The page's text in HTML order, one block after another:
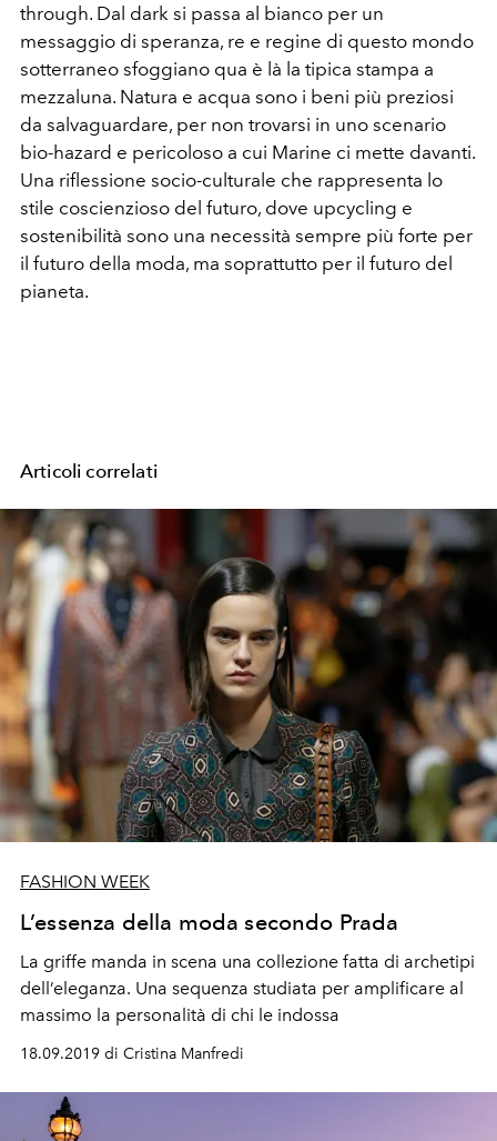
through. Dal dark si passa al bianco per un
messaggio di speranza, re e regine di questo mondo
sotterraneo sfoggiano qua è là la tipica stampa a
mezzaluna. Natura e acqua sono i beni più preziosi
da salvaguardare, per non trovarsi in uno scenario
bio-hazard e pericoloso a cui Marine ci mette davanti.
Una riflessione socio-culturale che rappresenta lo
stile coscienzioso del futuro, dove upcycling e
sostenibilità sono una necessità sempre più forte per
il futuro della moda, ma soprattutto per il futuro del
pianeta.
Articoli correlati
FASHION WEEK
L’essenza della moda secondo Prada
La griffe manda in scena una collezione fatta di archetipi
dell’eleganza. Una sequenza studiata per amplificare al
massimo la personalità di chi le indossa
18.09.2019 di Cristina Manfredi